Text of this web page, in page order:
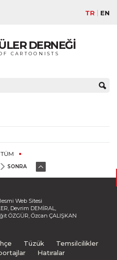
TR EN
DERNEĞİ
CARTOONISTS
TÜM
SONRA
Web Sitesi
Devrim DEMİRAL,
ÖZGÜR, Özcan ÇALIŞKAN
Tüzük
Temsilcilikler
Hatıralar